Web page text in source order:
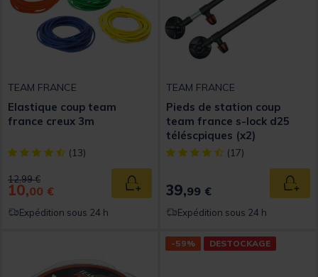
TEAM FRANCE
Elastique coup team
france creux 3m
[object Object] out of 5 Customer Rating
(13)
Price reduced from
12,99 €to
10,00 € Ajouter au panier
Expédition sous 24 h
TEAM FRANCE
Pieds de station coup
team france s-lock d25
téléscpiques (x2)
[object Object] out of 5
(17)
39,99 €
Expédition sous 24 h
-59% DESTOCKAGE